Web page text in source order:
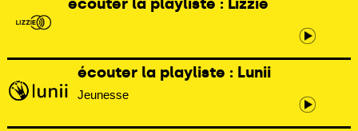
écouter la playliste : Lizzie
écouter la playliste : Lunii
Jeunesse